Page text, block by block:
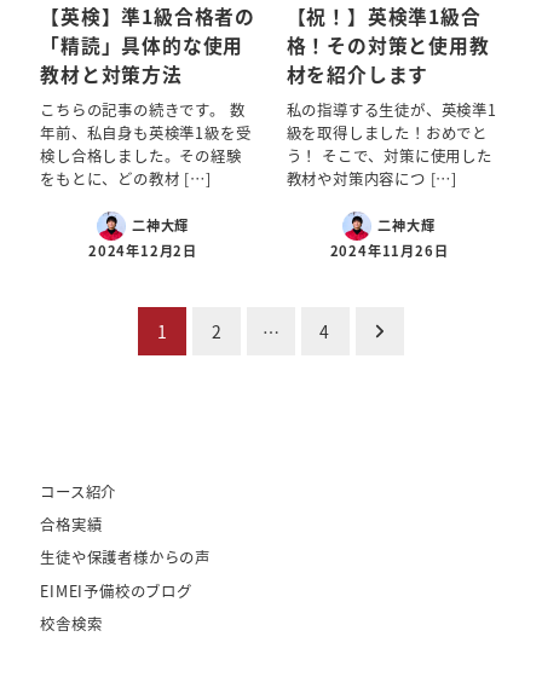
【英検】準1級合格者の
「精読」具体的な使用
教材と対策方法
こちらの記事の続きです。 数
年前、私自身も英検準1級を受
検し合格しました。その経験
をもとに、どの教材 […]
二神大輝
2024年12月2日
【祝！】英検準1級合
格！その対策と使用教
材を紹介します
私の指導する生徒が、英検準1
級を取得しました！おめでと
う！ そこで、対策に使用した
教材や対策内容につ […]
二神大輝
2024年11月26日
ジ
送
り
1 2 … 4
コース紹介
合格実績
生徒や保護者様からの声
EIMEI予備校のブログ
校舎検索